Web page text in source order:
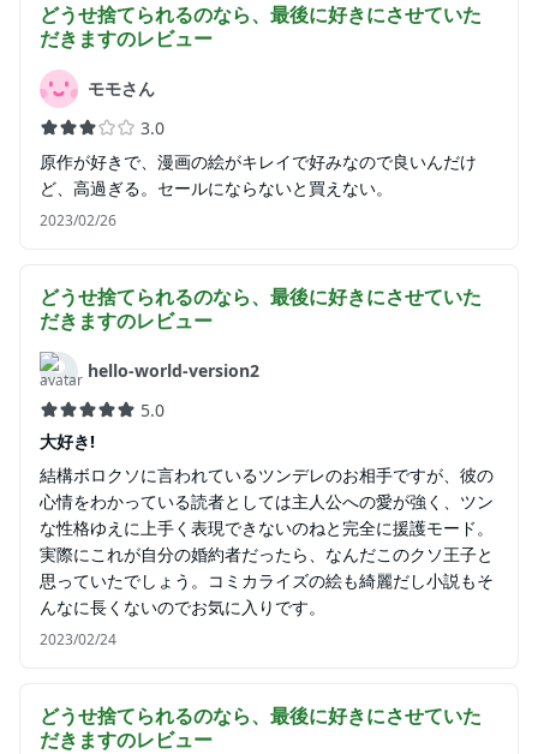
どうせ捨てられるのなら、最後に好きにさせていた
だきますのレビュー
モモさん
3.0
原作が好きで、漫画の絵がキレイで好みなので良いんだけ
ど、高過ぎる。セールにならないと買えない。
2023/02/26
どうせ捨てられるのなら、最後に好きにさせていた
だきますのレビュー
hello-world-version2
5.0
大好き!
結構ボロクソに言われているツンデレのお相手ですが、彼の
心情をわかっている読者としては主人公への愛が強く、ツン
な性格ゆえに上手く表現できないのねと完全に援護モード。
実際にこれが自分の婚約者だったら、なんだこのクソ王子と
思っていたでしょう。コミカライズの絵も綺麗だし小説もそ
んなに長くないのでお気に入りです。
2023/02/24
どうせ捨てられるのなら、最後に好きにさせていた
だきますのレビュー